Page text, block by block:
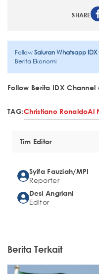
SHARE
FollowSaluran Whatsapp
Berita Ekonomi
Follow Berita IDX Channel
TAG:Christiano RonaldoAl
Tim Editor
Syifa Fauziah/MPI
Reporter
Desi Angriani
Editor
Berita Terkait